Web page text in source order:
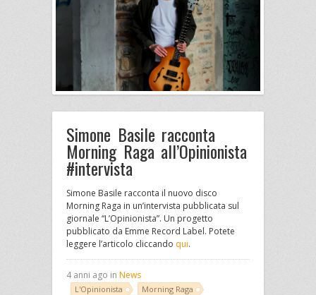
Simone Basile racconta
Morning Raga all’Opinionista
#intervista
Simone Basile racconta il nuovo disco
Morning Raga in un’intervista pubblicata sul
giornale “L’Opinionista”. Un progetto
pubblicato da Emme Record Label. Potete
leggere l’articolo cliccando qui.
4 anni ago in News
L'Opinionista
Morning Raga